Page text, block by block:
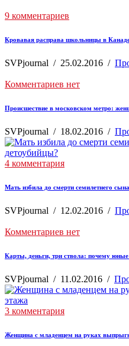
9 комментариев
Кровавая расправа школьницы в
SVPjournal / 25.02.2016 /
Комментариев нет
Происшествие в московском метро:
SVPjournal / 18.02.2016 /
4 комментария
Мать избила до смерти семилетнего
SVPjournal / 12.02.2016 /
Комментариев нет
Карты, деньги, три ствола: почему
SVPjournal / 11.02.2016 /
3 комментария
Женщина с младенцем на руках